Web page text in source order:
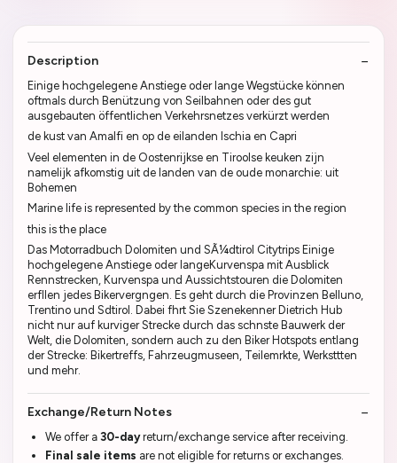
Description
Einige hochgelegene Anstiege oder lange Wegstücke können
oftmals durch Benützung von Seilbahnen oder des gut
ausgebauten öffentlichen Verkehrsnetzes verkürzt werden
de kust van Amalfi en op de eilanden Ischia en Capri
Veel elementen in de Oostenrijkse en Tiroolse keuken zijn
namelijk afkomstig uit de landen van de oude monarchie: uit
Bohemen
Marine life is represented by the common species in the region
this is the place
Das Motorradbuch Dolomiten und SÃ¼dtirol Citytrips Einige
hochgelegene Anstiege oder langeKurvenspa mit Ausblick
Rennstrecken, Kurvenspa und Aussichtstouren die Dolomiten
erfllen jedes Bikervergngen. Es geht durch die Provinzen Belluno,
Trentino und Sdtirol. Dabei fhrt Sie Szenekenner Dietrich Hub
nicht nur auf kurviger Strecke durch das schnste Bauwerk der
Welt, die Dolomiten, sondern auch zu den Biker Hotspots entlang
der Strecke: Bikertreffs, Fahrzeugmuseen, Teilemrkte, Werksttten
und mehr.
Exchange/Return Notes
We offer a 30-dayreturn/exchange service after receiving.
Final sale items are not eligible for returns or exchanges.